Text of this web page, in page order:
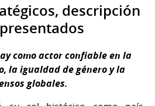
descripción
como actor confiable en la
la igualdad de género y la
globales.